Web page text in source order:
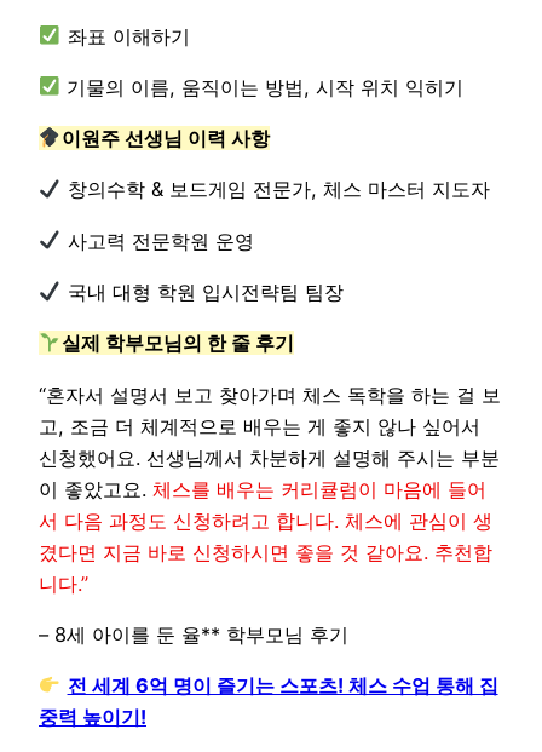
좌표 이해하기
기물의 이름, 움직이는 방법, 시작 위치 익히기
이원주 선생님 이력 사항
창의수학 & 보드게임 전문가, 체스 마스터 지도자
사고력 전문학원 운영
국내 대형 학원 입시전략팀 팀장
실제 학부모님의 한 줄 후기
“혼자서 설명서 보고 찾아가며 체스 독학을 하는 걸 보
고, 조금 더 체계적으로 배우는 게 좋지 않나 싶어서
신청했어요. 선생님께서 차분하게 설명해 주시는 부분
이 좋았고요. 체스를 배우는 커리큘럼이 마음에 들어
서 다음 과정도 신청하려고 합니다. 체스에 관심이 생
겼다면 지금 바로 신청하시면 좋을 것 같아요. 추천합
니다.”
– 8세 아이를 둔 율** 학부모님 후기
전 세계 6억 명이 즐기는 스포츠! 체스 수업 통해 집
중력 높이기!